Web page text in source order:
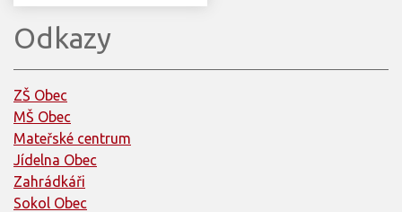
Odkazy
ZŠ Obec
MŠ Obec
Mateřské centrum
Jídelna Obec
Zahrádkáři
Sokol Obec